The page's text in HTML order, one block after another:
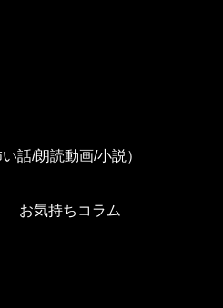
話/朗読動画/小説）
お気持ちコラム